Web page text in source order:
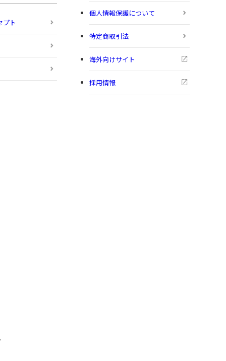
プト
個人情報保護について
特定商取引法
海外向けサイト
採用情報